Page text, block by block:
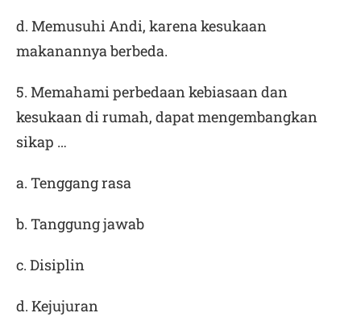
d. Memusuhi Andi, karena kesukaan
makanannya berbeda.
5. Memahami perbedaan kebiasaan dan
kesukaan di rumah, dapat mengembangkan
sikap …
a. Tenggang rasa
b. Tanggung jawab
c. Disiplin
d. Kejujuran